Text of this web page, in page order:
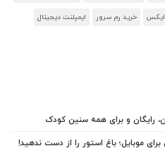
ایکس خرید رم سرور ایمپلنت دیجیتال
رایگان و برای همه سنین کودک
موبایل؛ باغ استور را از دست ندهید!